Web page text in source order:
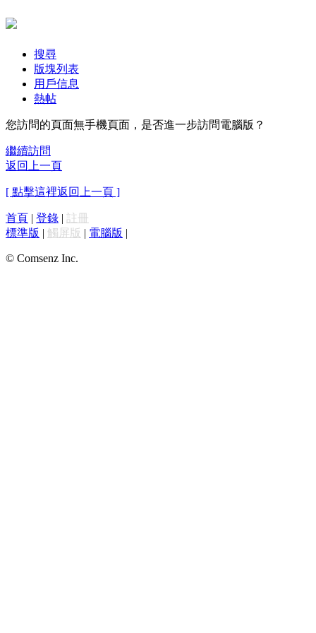
搜尋
版塊列表
用戶信息
熱帖
您訪問的頁面無手機頁面，是否進一步訪問電腦版？
繼續訪問
返回上一頁
[ 點擊這裡返回上一頁 ]
首頁 | 登錄 | 註冊
標準版 | 觸屏版 | 電腦版 |
© Comsenz Inc.